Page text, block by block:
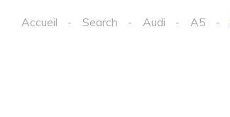
Accueil Search Audi A5